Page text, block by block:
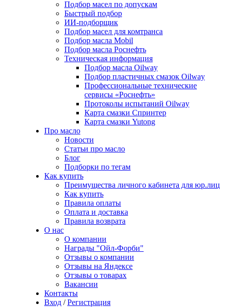
Подбор масел по допускам
Быстрый подбор
ИИ-подборщик
Подбор масел для комтранса
Подбор масла Mobil
Подбор масла Роснефть
Техническая информация
Подбор масла Oilway
Подбор пластичных смазок Oilway
Профессиональные технические
сервисы «Роснефть»
Протоколы испытаний Oilway
Карта смазки Спринтер
Карта смазки Yutong
Про масло
Новости
Статьи про масло
Блог
Подборки по тегам
Как купить
Преимущества личного кабинета для юр.лиц
Как купить
Правила оплаты
Оплата и доставка
Правила возврата
О нас
О компании
Награды "Ойл-Форби"
Отзывы о компании
Отзывы на Яндексе
Отзывы о товарах
Вакансии
Контакты
Вход / Регистрация